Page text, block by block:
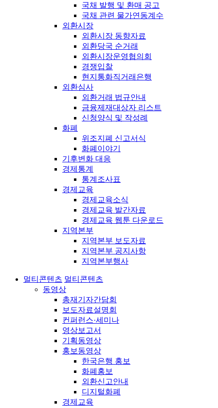
국채 발행 및 환매 공고
국채 관련 물가연동계수
외환시장
외환시장 동향자료
외환당국 순거래
외환시장운영협의회
경쟁입찰
현지통화직거래은행
외환심사
외환거래 법규안내
금융제재대상자 리스트
신청양식 및 작성례
화폐
위조지폐 신고서식
화폐이야기
기후변화 대응
경제통계
통계조사표
경제교육
경제교육소식
경제교육 발간자료
경제교육 웹툰 다운로드
지역본부
지역본부 보도자료
지역본부 공지사항
지역본부행사
멀티콘텐츠 멀티콘텐츠
동영상
총재기자간담회
보도자료설명회
컨퍼런스·세미나
영상보고서
기획동영상
홍보동영상
한국은행 홍보
화폐홍보
외환신고안내
디지털화폐
경제교육